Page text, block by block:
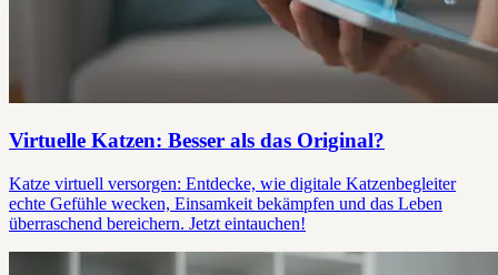
Virtuelle Katzen: Besser als das Original?
Katze virtuell versorgen: Entdecke, wie digitale Katzenbegleiter
echte Gefühle wecken, Einsamkeit bekämpfen und das Leben
überraschend bereichern. Jetzt eintauchen!